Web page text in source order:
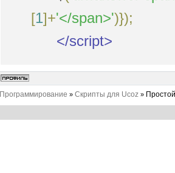
[1]+'</span>')});
</script>
Программирование » Скрипты для Ucoz »